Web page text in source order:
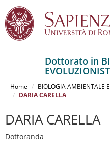
contenuto
Dottorato in
Home BIOLOGIA AMBIENTALE
DARIA CARELLA
DARIA CARELLA
Dottoranda